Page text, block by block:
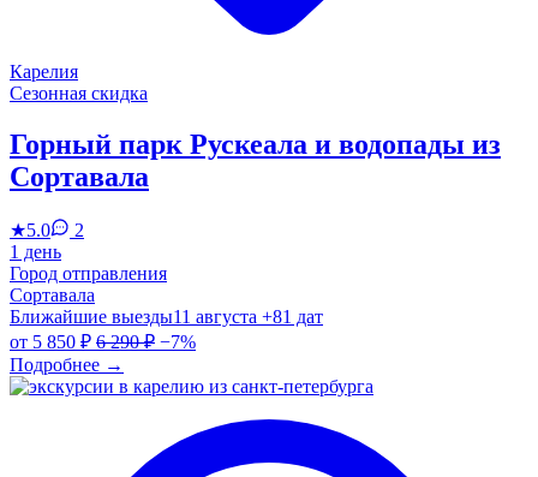
Карелия
Сезонная скидка
Горный парк Рускеала и водопады из
Сортавала
★5.0
2
1 день
Город отправления
Сортавала
Ближайшие выезды11 августа +81 дат
от 5 850 ₽ 6 290 ₽ −7%
Подробнее →